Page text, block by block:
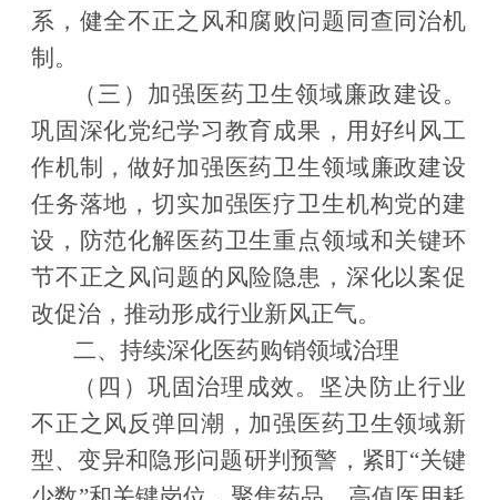
系，健全不正之风和腐败问题同查同治机
制。
（三）加强医药卫生领域廉政建设。
巩固深化党纪学习教育成果，用好纠风工
作机制，做好加强医药卫生领域廉政建设
任务落地，切实加强医疗卫生机构党的建
设，防范化解医药卫生重点领域和关键环
节不正之风问题的风险隐患，深化以案促
改促治，推动形成行业新风正气。
二、持续深化医药购销领域治理
（四）巩固治理成效。 坚决防止行业
不正之风反弹回潮，加强医药卫生领域新
型、变异和隐形问题研判预警，紧盯“关键